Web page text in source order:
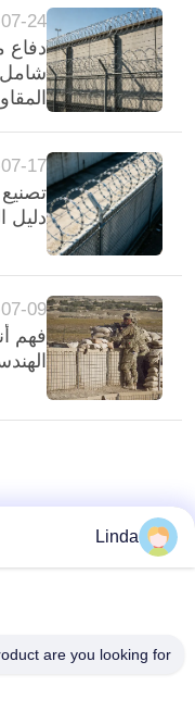
خريطة
الموقع
سياسة
الخصوصية
24
دفاع
شامل
17
دليل
09
فهم
Linda
are you looking for?